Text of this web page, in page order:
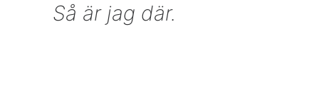
Så är jag där.